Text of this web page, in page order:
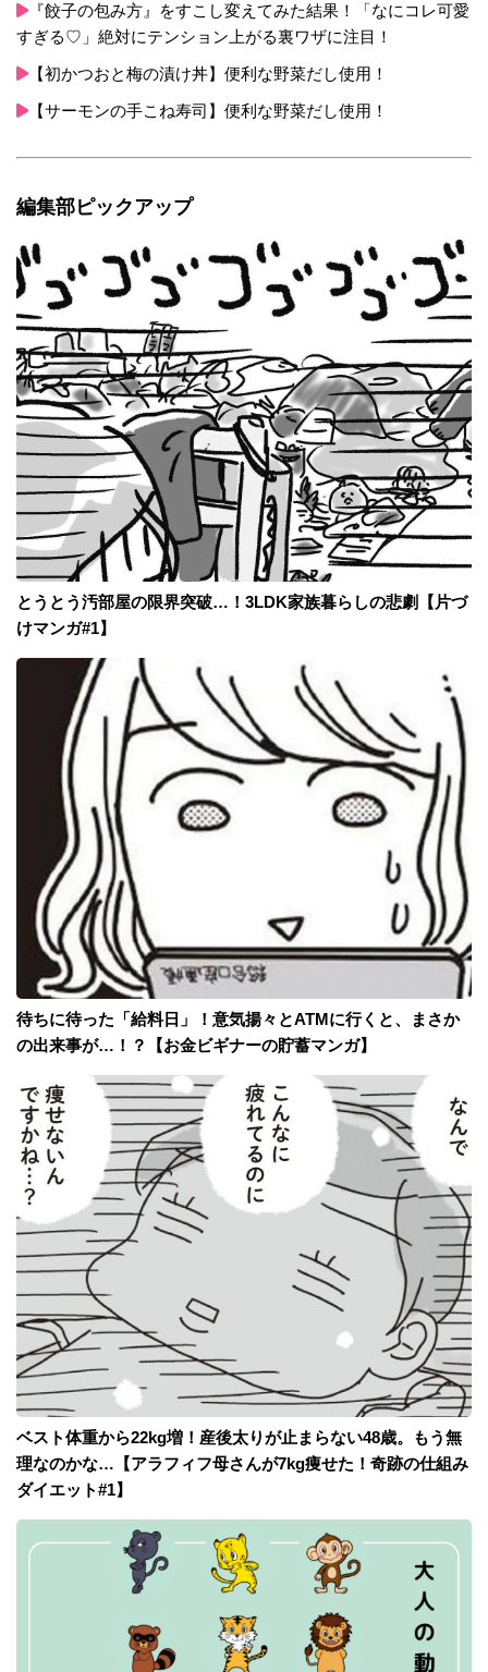
味料のかわりとして様々な料理にご活用いただけ
ます。料理に合わせて、お好みの希釈量に調節し
ベジブロスを提唱するタカコ ナカムラ先生に監修
していただきました。 ※「本当にからだに良いも
『餃子の包み方』をすこし変えてみた結果！「なにコレ可愛
すぎる♡」絶対にテンション上がる裏ワザに注目！
【初かつおと梅の漬け丼】便利な野菜だし使用！
【サーモンの手こね寿司】便利な野菜だし使用！
編集部ピックアップ
とうとう汚部屋の限界突破…！3LDK家族暮らしの悲劇【片づ
けマンガ#1】
待ちに待った「給料日」！意気揚々とATMに行くと、まさか
の出来事が…！？【お金ビギナーの貯蓄マンガ】
ベスト体重から22kg増！産後太りが止まらない48歳。もう無
理なのかな…【アラフィフ母さんが7kg痩せた！奇跡の仕組み
ダイエット#1】